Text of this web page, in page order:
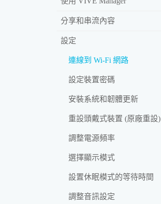
分享和串流內容
設定
連線到 Wi‍-Fi 網路
設定裝置密碼
安裝系統和韌體更新
重設頭戴式裝置 (原廠重設)
調整電源頻率
選擇顯示模式
設置休眠模式的等待時間
調整音訊設定